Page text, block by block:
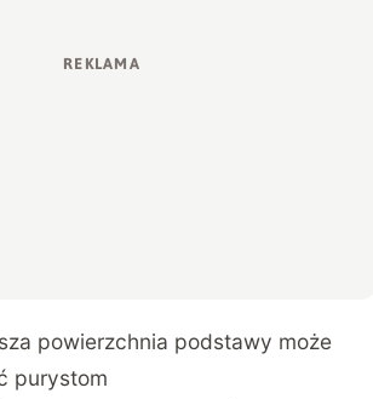
powierzchnia podstawy może
purystom